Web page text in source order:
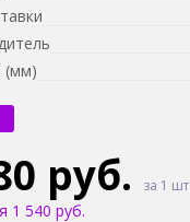
(мм)
руб. за 1 шт
1 540 руб.